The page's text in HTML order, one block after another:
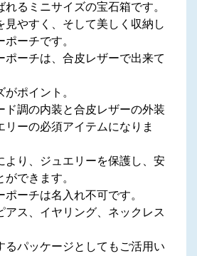
れるミニサイズの宝石箱です。
見やすく、そして美しく収納し
ーチです。
ポーチは、合皮レザーで出来て
ポイント。
ド調の内装と合皮レザーの外装
リーの必須アイテムになりま
より、ジュエリーを保護し、安
できます。
ーチは名入れ不可です。
アス、イヤリング、ネックレス
るパッケージとしてもご活用い